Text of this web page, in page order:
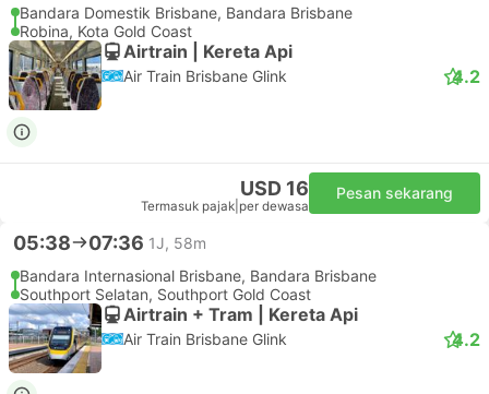
Bandara Domestik Brisbane, Bandara Brisbane
Robina, Kota Gold Coast
Airtrain | Kereta Api
Air Train Brisbane Glink 4.2
USD 16
Termasuk pajak per dewasa
Pesan sekarang
05:38 07:36 1J, 58m
Bandara Internasional Brisbane, Bandara Brisbane
Southport Selatan, Southport Gold Coast
Airtrain + Tram | Kereta Api
Air Train Brisbane Glink 4.2